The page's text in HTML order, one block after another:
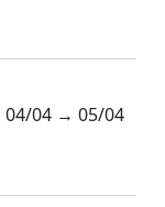
04/04 →05/04